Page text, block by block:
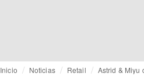
Inicio Noticias Retail Astrid & Miyu